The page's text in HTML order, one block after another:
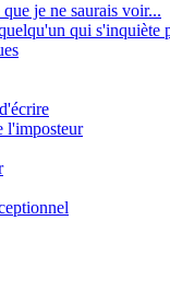
je ne saurais voir...
qui s'inquiète
l'imposteur